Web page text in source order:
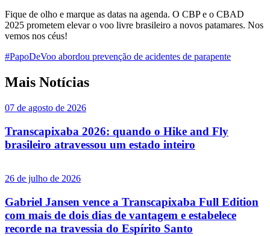
Fique de olho e marque as datas na agenda. O CBP e o CBAD
2025 prometem elevar o voo livre brasileiro a novos patamares. Nos
vemos nos céus!
#PapoDeVoo abordou prevenção de acidentes de parapente
Mais Notícias
07 de agosto de 2026
Transcapixaba 2026: quando o Hike and Fly
brasileiro atravessou um estado inteiro
26 de julho de 2026
Gabriel Jansen vence a Transcapixaba Full Edition
com mais de dois dias de vantagem e estabelece
recorde na travessia do Espírito Santo